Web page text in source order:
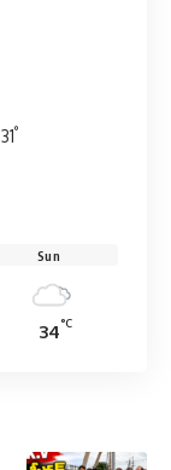
31°
Sun
34°C